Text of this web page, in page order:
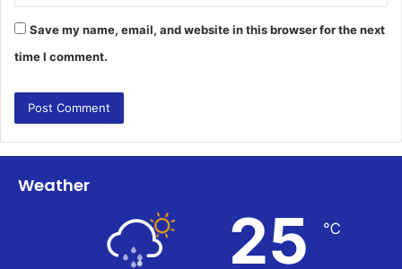
Save my name, email, and website in this browser for the next
time I comment.
Weather
25 ℃